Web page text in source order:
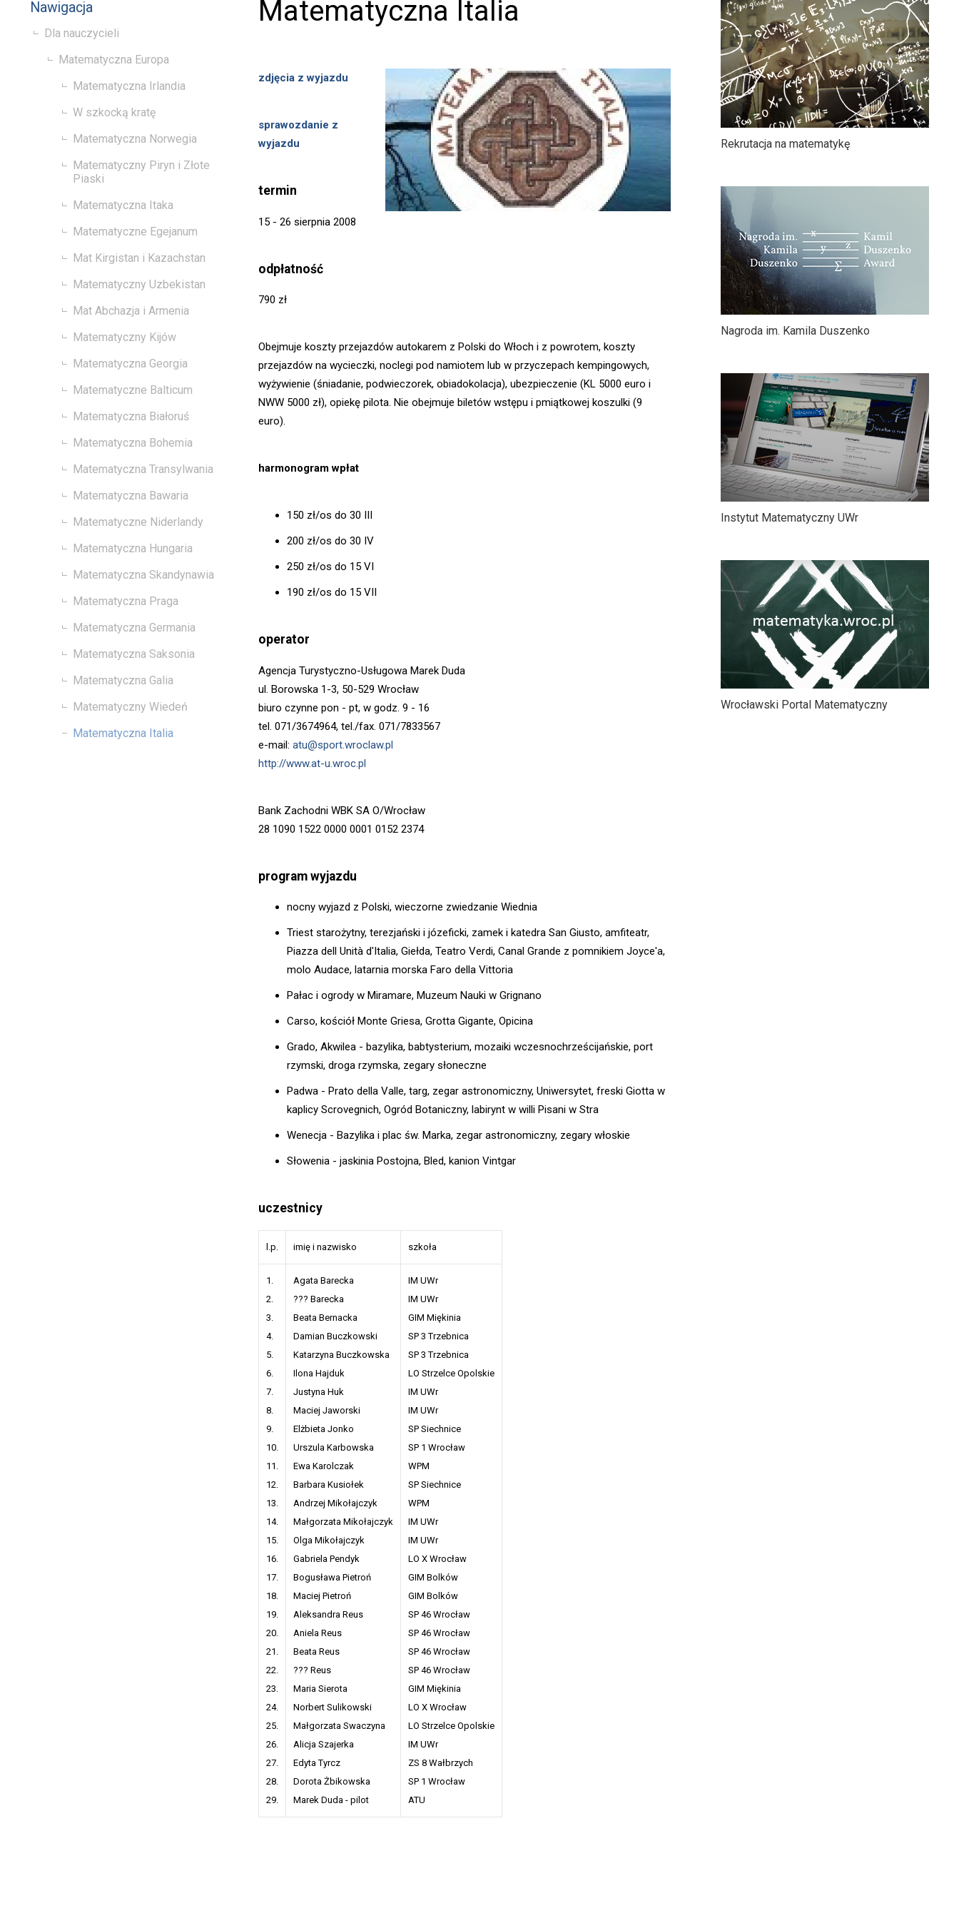
Nawigacja
Dla nauczycieli
Matematyczna Europa
Matematyczna Irlandia
W szkocką kratę
Matematyczna Norwegia
Matematyczny Piryn i Złote
Piaski
Matematyczna Itaka
Matematyczne Egejanum
Mat Kirgistan i Kazachstan
Matematyczny Uzbekistan
Mat Abchazja i Armenia
Matematyczny Kijów
Matematyczna Georgia
Matematyczne Balticum
Matematyczna Białoruś
Matematyczna Bohemia
Matematyczna Transylwania
Matematyczna Bawaria
Matematyczne Niderlandy
Matematyczna Hungaria
Matematyczna Skandynawia
Matematyczna Praga
Matematyczna Germania
Matematyczna Saksonia
Matematyczna Galia
Matematyczny Wiedeń
Matematyczna Italia
Matematyczna Italia
zdjęcia z wyjazdu
sprawozdanie z
wyjazdu
termin
15 - 26 sierpnia 2008
odpłatność
790 zł
Obejmuje koszty przejazdów autokarem z Polski do Włoch i z powrotem, koszty
przejazdów na wycieczki, noclegi pod namiotem lub w przyczepach kempingowych,
wyżywienie (śniadanie, podwieczorek, obiadokolacja), ubezpieczenie (KL 5000 euro i
NWW 5000 zł), opiekę pilota. Nie obejmuje biletów wstępu i pmiątkowej koszulki (9
euro).
harmonogram wpłat
150 zł/os do 30 III
200 zł/os do 30 IV
250 zł/os do 15 VI
190 zł/os do 15 VII
operator
Agencja Turystyczno-Usługowa Marek Duda
ul. Borowska 1-3, 50-529 Wrocław
biuro czynne pon - pt, w godz. 9 - 16
tel. 071/3674964, tel./fax. 071/7833567
e-mail: atu@sport.wroclaw.pl
http://www.at-u.wroc.pl
Bank Zachodni WBK SA O/Wrocław
28 1090 1522 0000 0001 0152 2374
program wyjazdu
nocny wyjazd z Polski, wieczorne zwiedzanie Wiednia
Triest starożytny, terezjański i józeficki, zamek i katedra San Giusto, amfiteatr,
Piazza dell Unità d'Italia, Giełda, Teatro Verdi, Canal Grande z pomnikiem Joyce'a,
molo Audace, latarnia morska Faro della Vittoria
Pałac i ogrody w Miramare, Muzeum Nauki w Grignano
Carso, kościół Monte Griesa, Grotta Gigante, Opicina
Grado, Akwilea - bazylika, babtysterium, mozaiki wczesnochrześcijańskie, port
rzymski, droga rzymska, zegary słoneczne
Padwa - Prato della Valle, targ, zegar astronomiczny, Uniwersytet, freski Giotta w
kaplicy Scrovegnich, Ogród Botaniczny, labirynt w willi Pisani w Stra
Wenecja - Bazylika i plac św. Marka, zegar astronomiczny, zegary włoskie
Słowenia - jaskinia Postojna, Bled, kanion Vintgar
uczestnicy
l.p. imię i nazwisko szkoła
1.
2.
3.
4.
5.
6.
7.
8.
9.
10.
11.
12.
13.
14.
15.
16.
17.
18.
19.
20.
21.
22.
23.
24.
25.
26.
27.
28.
29.
Agata Barecka
??? Barecka
Beata Bernacka
Damian Buczkowski
Katarzyna Buczkowska
Ilona Hajduk
Justyna Huk
Maciej Jaworski
Elżbieta Jonko
Urszula Karbowska
Ewa Karolczak
Barbara Kusiołek
Andrzej Mikołajczyk
Małgorzata Mikołajczyk
Olga Mikołajczyk
Gabriela Pendyk
Bogusława Pietroń
Maciej Pietroń
Aleksandra Reus
Aniela Reus
Beata Reus
??? Reus
Maria Sierota
Norbert Sulikowski
Małgorzata Swaczyna
Alicja Szajerka
Edyta Tyrcz
Dorota Żbikowska
Marek Duda - pilot
IM UWr
IM UWr
GIM Miękinia
SP 3 Trzebnica
SP 3 Trzebnica
LO Strzelce Opolskie
IM UWr
IM UWr
SP Siechnice
SP 1 Wrocław
WPM
SP Siechnice
WPM
IM UWr
IM UWr
LO X Wrocław
GIM Bolków
GIM Bolków
SP 46 Wrocław
SP 46 Wrocław
SP 46 Wrocław
SP 46 Wrocław
GIM Miękinia
LO X Wrocław
LO Strzelce Opolskie
IM UWr
ZS 8 Wałbrzych
SP 1 Wrocław
ATU
Rekrutacja na matematykę
Nagroda im. Kamila Duszenko
Instytut Matematyczny UWr
Wrocławski Portal Matematyczny